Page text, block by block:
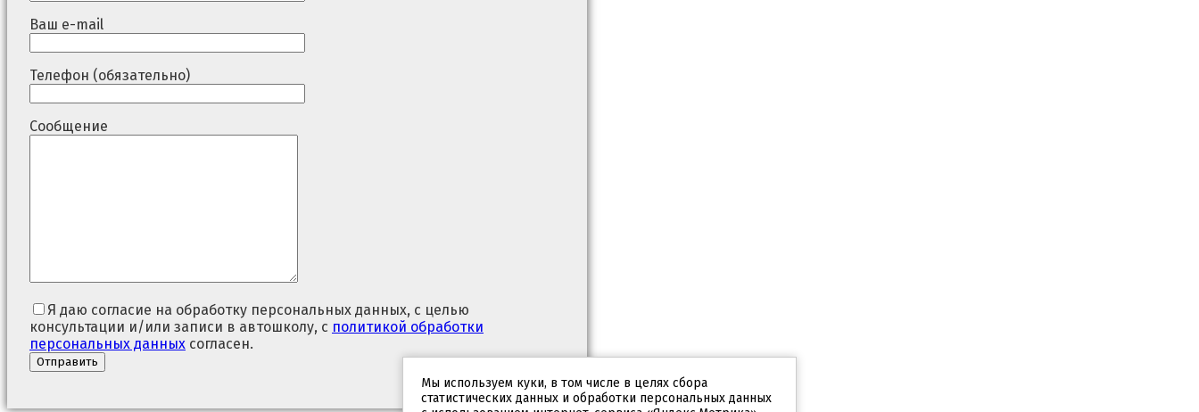
Мы используем куки, в том числе в целях сбора
статистических данных и обработки персональных данных
Ваш e-mail
Телефон (обязательно)
Сообщение
Я даю согласие на обработку персональных данных, с целью
консультации и/или записи в автошколу, с политикой обработки
персональных данных согласен.